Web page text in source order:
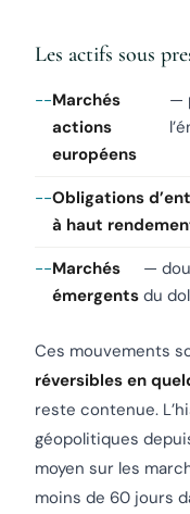
Les actifs sous
Marchés
actions
européens
—
Obligations
à haut
Marchés
émergents
—
du
Ces mouvements
réversibles en
reste contenue.
géopolitiques
moyen sur les
moins de 60 jours